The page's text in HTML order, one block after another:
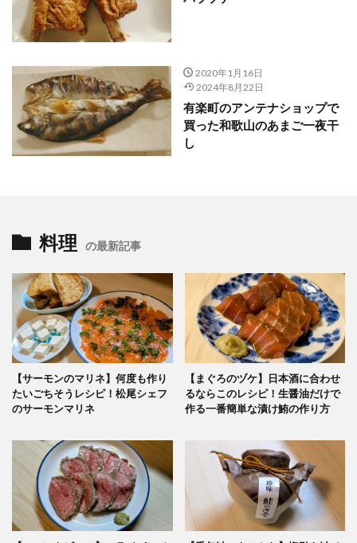
2020年1月16日
2024年8月22日
有楽町のアンテナショップで
買った和歌山のあまご一夜干
し
料理 の最新記事
【サーモンのマリネ】何度も作り
たいごちそうレシピ！松尾シェフ
のサーモンマリネ
【まぐろのヅケ】日本酒に合わせ
るならこのレシピ！生醤油だけで
作る一番簡単な漬け鮪の作り方